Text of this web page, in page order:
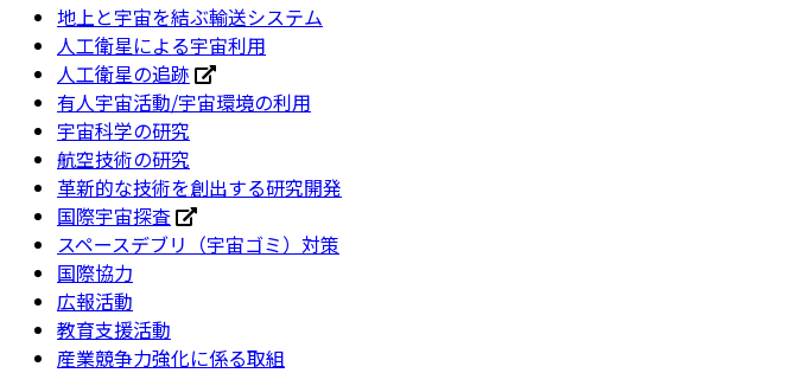
地上と宇宙を結ぶ輸送システム
人工衛星による宇宙利用
人工衛星の追跡
有人宇宙活動/宇宙環境の利用
宇宙科学の研究
航空技術の研究
革新的な技術を創出する研究開発
国際宇宙探査
スペースデブリ（宇宙ゴミ）対策
国際協力
広報活動
教育支援活動
産業競争力強化に係る取組